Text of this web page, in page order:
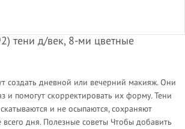
тени д/век, 8-ми цветные
создать дневной или вечерний макияж. Они
и помогут скорректировать их форму. Тени
и не осыпаются, сохраняют
всего дня. Полезные советы Чтобы добавить